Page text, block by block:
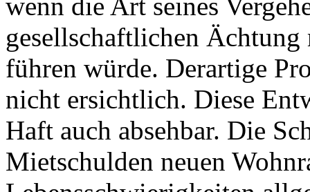
gesellschaftlichen
führen würde. Derartige
nicht ersichtlich. Diese
Haft auch absehbar. Die
Mietschulden neuen